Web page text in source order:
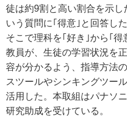
徒は約9割と高い割合を示し
いう質問に｢得意｣と回答し
そこで理科を｢好き｣から｢得
教員が、生徒の学習状況を
容が分かるよう、指導方法
スツールやシンキングツー
活用した。本取組はパナソ
研究助成を受けている。